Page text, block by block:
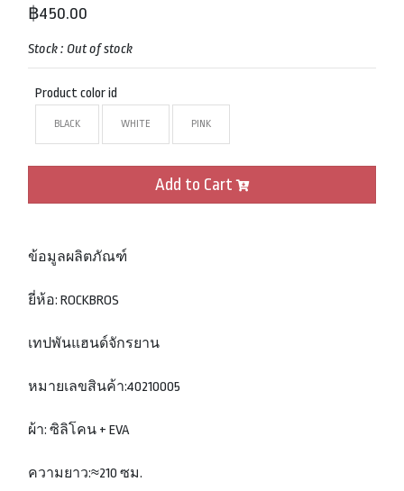
฿450.00
Stock : Out of stock
Product color id
BLACK WHITE PINK
Add to Cart
ข้อมูลผลิตภัณฑ์
ยี่ห้อ: ROCKBROS
เทปพันแฮนด์จักรยาน
หมายเลขสินค้า:40210005
ผ้า: ซิลิโคน + EVA
ความยาว:≈210 ซม.